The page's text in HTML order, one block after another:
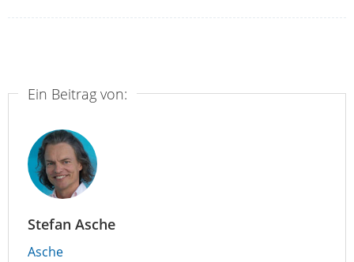
Ein Beitrag von:
Stefan Asche
Asche